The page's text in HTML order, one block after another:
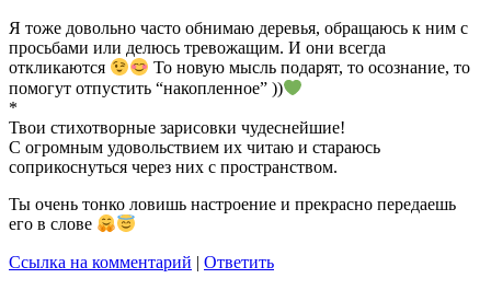
Я тоже довольно часто обнимаю деревья, обращаюсь к ним с
просьбами или делюсь тревожащим. И они всегда
откликаются
То новую мысль подарят, то осознание, то
помогут отпустить “накопленное” ))
*
Твои стихотворные зарисовки чудеснейшие!
С огромным удовольствием их читаю и стараюсь
соприкоснуться через них с пространством.
Ты очень тонко ловишь настроение и прекрасно передаешь
его в слове
Ссылка на комментарий | Ответить